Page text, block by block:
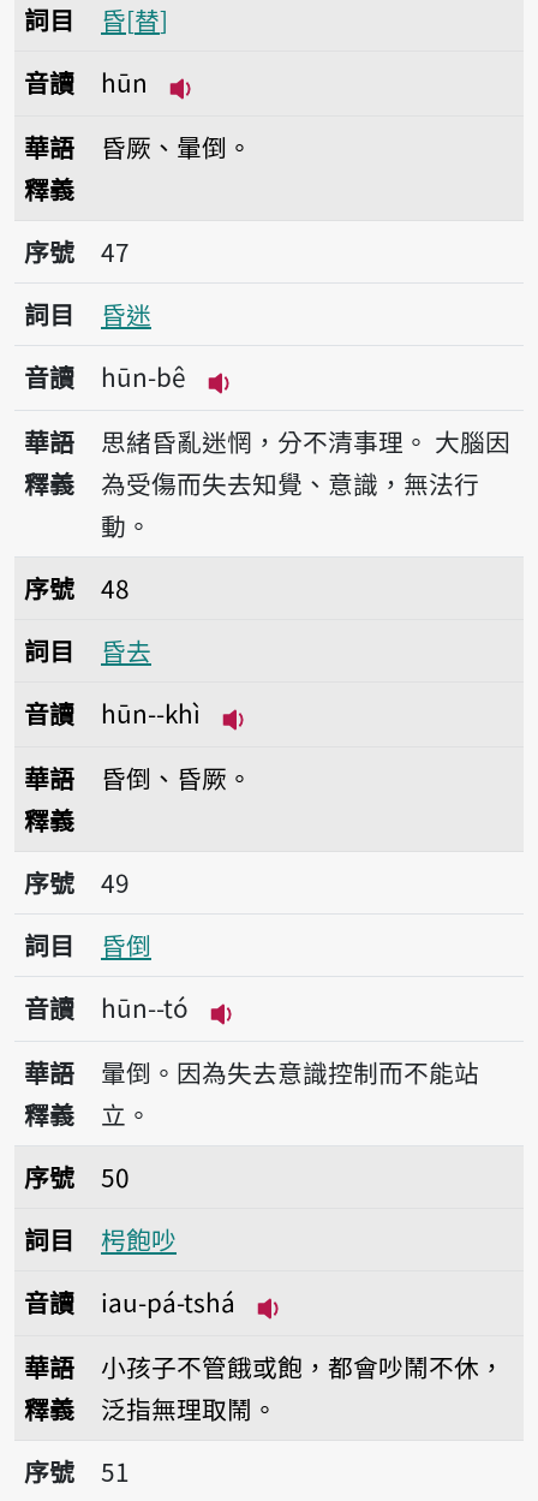
詞目
昏 替
音讀
hūn
華語
釋義
昏厥、暈倒。
序號47昏迷
序號
47
詞目
昏迷
音讀
hūn-bê
播放音讀hūn-bê
華語
釋義
思緒昏亂迷惘，分不清事理。 大腦因
為受傷而失去知覺、意識，無法行
動。
序號48昏去
序號
48
詞目
昏去
音讀
hūn--khì
華語
釋義
昏倒、昏厥。
序號49昏倒
序號
49
詞目
昏倒
音讀
hūn--tó
播放音讀hūn--tó
華語
釋義
暈倒。因為失去意識控制而不能站
立。
序號50枵飽吵
序號
50
詞目
枵飽吵
音讀
iau-pá-tshá
華語
釋義
小孩子不管餓或飽，都會吵鬧不休，
泛指無理取鬧。
序號51應
序號
51